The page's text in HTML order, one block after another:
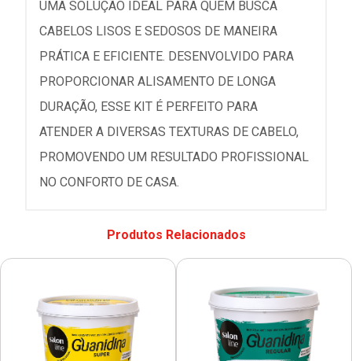
UMA SOLUÇÃO IDEAL PARA QUEM BUSCA
CABELOS LISOS E SEDOSOS DE MANEIRA
PRÁTICA E EFICIENTE. DESENVOLVIDO PARA
PROPORCIONAR ALISAMENTO DE LONGA
DURAÇÃO, ESSE KIT É PERFEITO PARA
ATENDER A DIVERSAS TEXTURAS DE CABELO,
PROMOVENDO UM RESULTADO PROFISSIONAL
NO CONFORTO DE CASA.
Produtos Relacionados